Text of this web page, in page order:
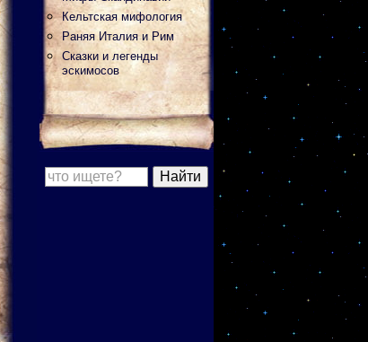
Кельтская мифология
Раняя Италия и Рим
Сказки и легенды
эскимосов